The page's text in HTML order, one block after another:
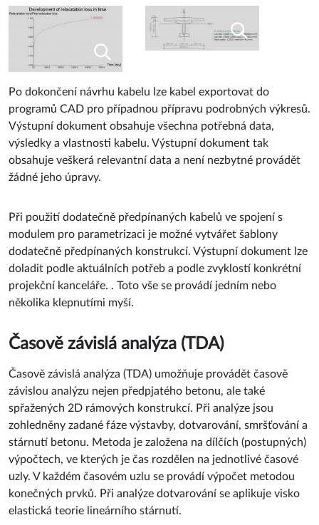
Po dokončení návrhu kabelu lze kabel exportovat do
Výstupní dokument obsahuje všechna potřebná data,
výsledky a vlastnosti kabelu. Výstupní dokument tak
obsahuje veškerá relevantní data a není nezbytné provádět
žádné jeho úpravy.
Při použití dodatečně předpínaných kabelů ve spojení s
dodatečně předpínaných konstrukcí. Výstupní dokument lze
doladit podle aktuálních potřeb a podle zvyklostí konkrétní
projekční kanceláře. . Toto vše se provádí jedním nebo
několika klepnutími myší.
Časově závislá analýza (TDA)
Časově závislá analýza (TDA) umožňuje provádět časově
spřažených 2D rámových konstrukcí. Při analýze jsou
zohledněny zadané fáze výstavby, dotvarování, smršťování a
stárnutí betonu. Metoda je založena na dílčích (postupných)
výpočtech, ve kterých je čas rozdělen na jednotlivé časové
uzly. V každém časovém uzlu se provádí výpočet metodou
konečných prvků. Při analýze dotvarování se aplikuje visko
elastická teorie lineárního stárnutí.
Díky symetrii dlouhodobých zatížení mohou být jak